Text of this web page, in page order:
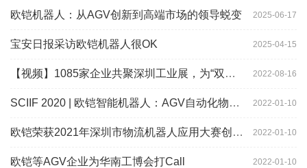
2025-06-17
欧铠机器人：从AGV创新到高端市场的领导蜕变
2025-04-15
宝安日报采访欧铠机器人很OK
2022-08-16
【视频】1085家企业共聚深圳工业展，为“双链”畅通堵点、卡点
2022-01-10
SCIIF 2020 | 欧铠智能机器人：AGV自动化物流设备及系统
2022-01-10
欧铠荣获2021年深圳市物流机器人应用大赛创新项目奖
2022-01-10
欧铠等AGV企业为华南工博会打Call